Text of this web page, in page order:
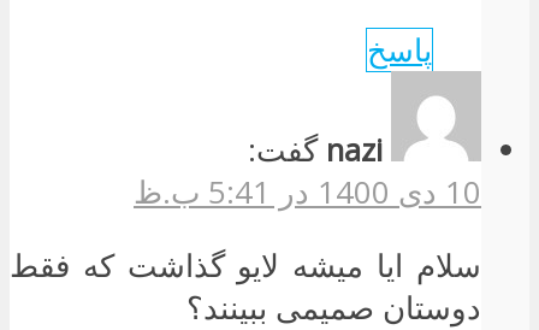
پاسخ
nazi گفت:
10 دی 1400 در 5:41 ب.ظ
سلام ایا میشه لایو گذاشت که فقط
دوستان صمیمی ببینند؟